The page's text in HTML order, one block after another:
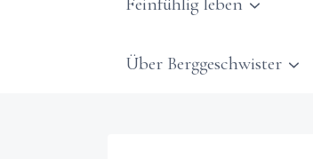
Über Berggeschwister